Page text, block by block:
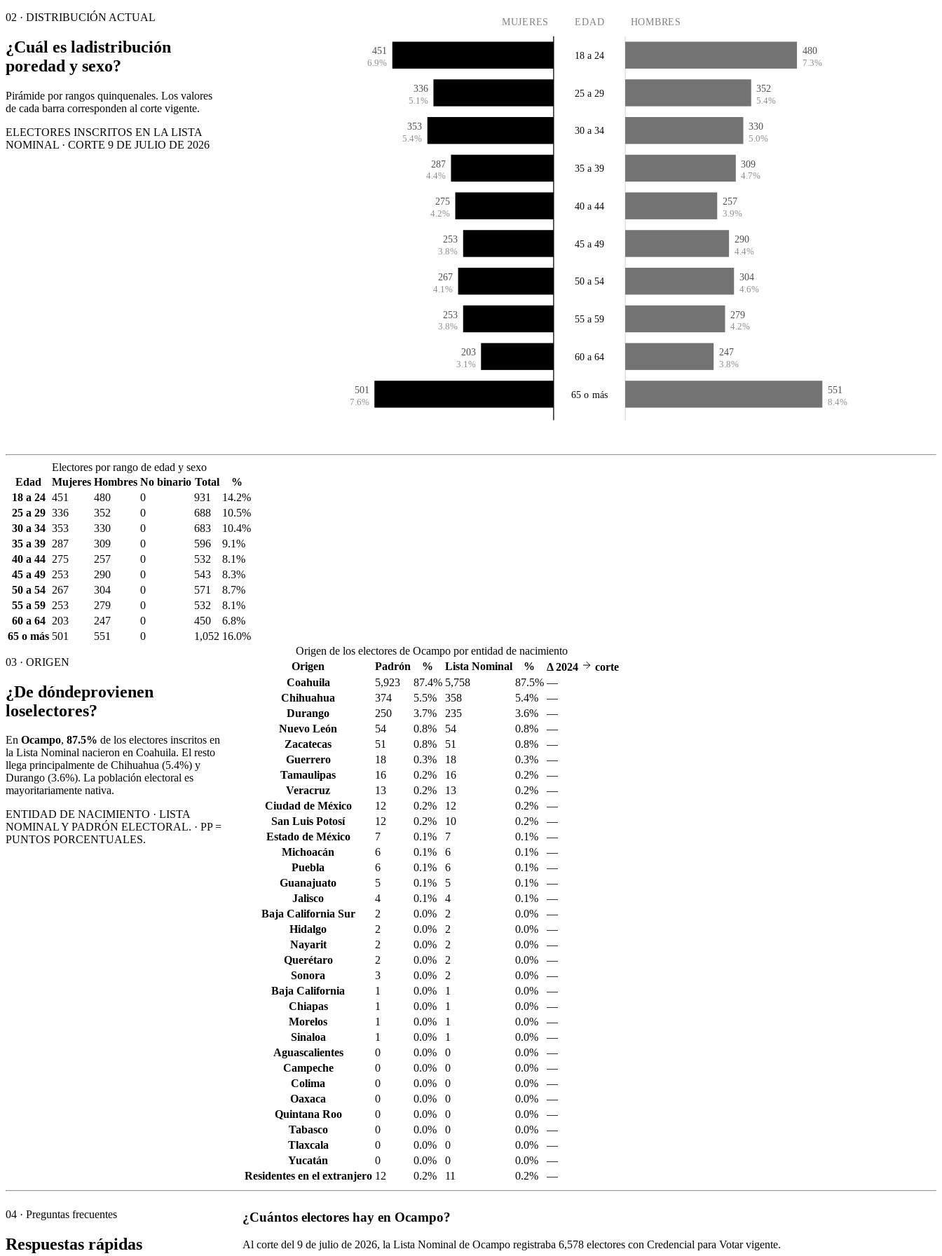
02 · DISTRIBUCIÓN ACTUAL
¿Cuál es ladistribución
poredad y sexo?
Pirámide por rangos quinquenales. Los valores
de cada barra corresponden al corte vigente.
ELECTORES INSCRITOS EN LA LISTA
NOMINAL · CORTE 9 DE JULIO DE 2026
MUJERES EDAD HOMBRES
451
6.9%
480
7.3%
18 a 24
336
5.1%
352
5.4%
25 a 29
353
5.4%
330
5.0%
30 a 34
287
4.4%
309
4.7%
35 a 39
275
4.2%
257
3.9%
40 a 44
253
3.8%
290
4.4%
45 a 49
267
4.1%
304
4.6%
50 a 54
253
3.8%
279
4.2%
55 a 59
203
3.1%
247
3.8%
60 a 64
501
7.6%
551
8.4%
65 o más
Electores por rango de edad y sexo
Edad
Mujeres Hombres No binario Total
%
18 a 24 451 480 0 931
14.2%
25 a 29 336 352 0 688
10.5%
30 a 34 353 330 0 683
10.4%
35 a 39
287 309 0 596
9.1%
40 a 44
275 257 0 532
8.1%
45 a 49
253 290 0 543
8.3%
50 a 54
267 304 0 571
8.7%
55 a 59
253 279 0 532
8.1%
60 a 64
203 247 0 450
6.8%
65 o más 501 551 0 1,052 16.0%
03 · ORIGEN
¿De dóndeprovienen
loselectores?
En Ocampo, 87.5% de los electores inscritos en
la Lista Nominal nacieron en Coahuila. El resto
llega principalmente de Chihuahua (5.4%) y
Durango (3.6%). La población electoral es
mayoritariamente nativa.
ENTIDAD DE NACIMIENTO · LISTA
NOMINAL Y PADRÓN ELECTORAL. · PP =
PUNTOS PORCENTUALES.
Origen de los electores de Ocampo por entidad de nacimiento
Origen
Padrón % Lista Nominal % Δ2024
corte
Coahuila
5,923 87.4% 5,758 87.5% —
Chihuahua
374 5.5% 358 5.4%
—
Durango
250 3.7% 235 3.6%
—
Nuevo León
54 0.8% 54 0.8%
—
Zacatecas
51 0.8% 51 0.8%
—
Guerrero
18 0.3% 18 0.3%
—
Tamaulipas
16 0.2% 16 0.2%
—
Veracruz
13 0.2% 13 0.2%
—
Ciudad de México
12 0.2% 12 0.2%
—
San Luis Potosí
12 0.2% 10 0.2%
—
Estado de México
7 0.1% 7 0.1%
—
Michoacán
6 0.1% 6 0.1%
—
Puebla
6 0.1% 6 0.1%
—
Guanajuato
5 0.1% 5 0.1%
—
Jalisco
4 0.1% 4 0.1%
—
Baja California Sur
2 0.0% 2 0.0%
—
Hidalgo
2 0.0% 2 0.0%
—
Nayarit
2 0.0% 2 0.0%
—
Querétaro
2 0.0% 2 0.0%
—
Sonora
3 0.0% 2 0.0%
—
Baja California
1 0.0% 1 0.0%
—
Chiapas
1 0.0% 1 0.0%
—
Morelos
1 0.0% 1 0.0%
—
Sinaloa
1 0.0% 1 0.0%
—
Aguascalientes
0 0.0% 0 0.0%
—
Campeche
0 0.0% 0 0.0%
—
Colima
0 0.0% 0 0.0%
—
Oaxaca
0 0.0% 0 0.0%
—
Quintana Roo
0 0.0% 0 0.0%
—
Tabasco
0 0.0% 0 0.0%
—
Tlaxcala
0 0.0% 0 0.0%
—
Yucatán
0 0.0% 0 0.0%
—
Residentes en el extranjero 12 0.2% 11 0.2% —
04 · Preguntas frecuentes
Respuestas rápidas
¿Cuántos electores hay en Ocampo?
Al corte del 9de julio de 2026, la Lista Nominal de Ocampo registraba 6,578electores con Credencial para Votar vigente.